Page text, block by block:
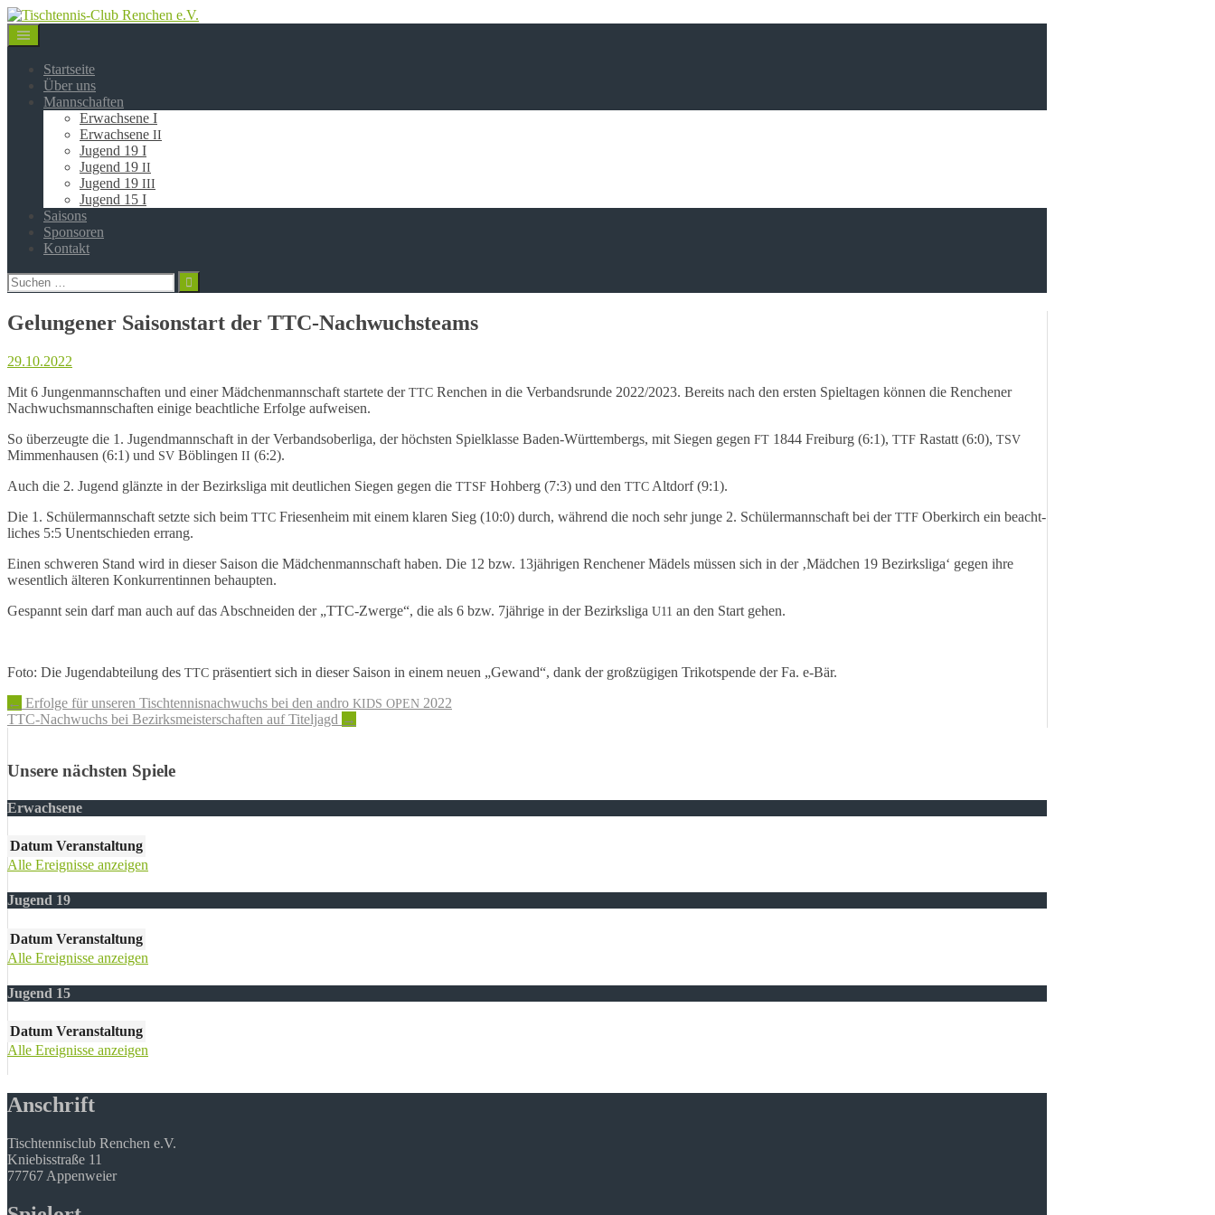
Springe
zum
Inhalt
Startseite
Über uns
Mannschaften
Erwachsene I
Erwachsene II
Jugend 19 I
Jugend 19 II
Jugend 19 III
Jugend 15 I
Saisons
Sponsoren
Kontakt
Suchen
nach:
Gelungener Saisonstart der TTC-Nachwuchsteams
29.10.2022
Mit 6 Jungen­mann­schaf­ten und einer Mädchen­mann­schaft star­te­te derTTC Renchen in die Verbands­run­de 2022/2023. Bereits nach den ersten Spiel­ta­gen können die Renche­ner
Nach­wuchs­mann­schaf­ten eini­ge beacht­li­che Erfol­ge aufweisen.
So über­zeug­te die 1. Jugend­mann­schaft in der Verbands­ober­li­ga, der höchs­ten Spiel­klas­se Baden-Würt­tem­bergs, mit Siegen gegen FT 1844 Frei­burg (6:1), TTF Rastatt (6:0), TSV
Mimmen­hau­sen (6:1) und SV Böblin­gen II (6:2).
Auch die 2. Jugend glänz­te in der Bezirks­li­ga mit deut­li­chen Siegen gegen die TTSF Hohberg (7:3) und den TTC Altdorf (9:1).
Die 1. Schü­ler­mann­schaft setz­te sich beim TTC Frie­sen­heim mit einem klaren Sieg (10:0) durch, während die noch sehr junge 2. Schü­ler­mann­schaft bei derTTF Ober­kirch ein beacht­
li­ches 5:5 Unent­schie­den errang.
Einen schwe­ren Stand wird in dieser Saison die Mädchen­mann­schaft haben. Die 12 bzw. 13jährigen Renche­ner Mädels müssen sich in der ‚Mädchen 19 Bezirks­li­ga‘ gegen ihre
wesent­lich älte­ren Konkur­ren­tin­nen behaupten.
Gespannt sein darf man auch auf das Abschnei­den der „TTC-Zwer­ge“, die als 6 bzw. 7jährige in der Bezirks­li­ga U11 an den Start gehen.
Foto: Die Jugend­ab­tei­lung des TTC präsen­tiert sich in dieser Saison in einem neuen „Gewand“, dank der groß­zü­gi­gen Trikot­spen­de der Fa. e‑Bär.
Artikel-
Navigation
← Erfolge für unseren Tischtennisnachwuchs bei den andro KIDS OPEN 2022
TTC-Nachwuchs bei Bezirksmeisterschaften auf Titeljagd →
Unsere nächsten Spiele
Erwachsene
Datum Veranstaltung
Alle Ereignisse anzeigen
Jugend 19
Datum Veranstaltung
Alle Ereignisse anzeigen
Jugend 15
Datum Veranstaltung
Alle Ereignisse anzeigen
Anschrift
Tischtennisclub Renchen e.V.
Kniebisstraße 11
77767 Appenweier